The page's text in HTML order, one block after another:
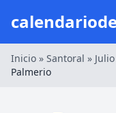
Inicio » Santoral » Julio
Palmerio